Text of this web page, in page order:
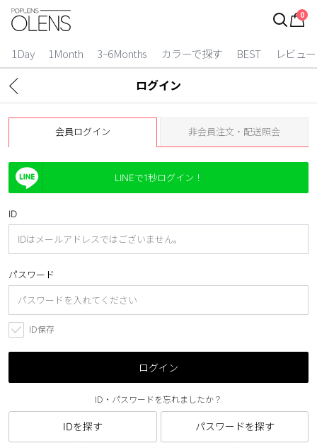
0
1Day 1Month 3~6Months カラーで探す BEST レビュー
ログイン
カラコン比較
今月限定特典
カラコン
1 Day
2 Weeks
1 Month
3~6 Months
よりどりキット
カラー
ブラック
ブルー
ピンク
透明
乱視用
ログイン
会員ログイン 非会員注文・配送照会
LINEで1秒ログイン！
ID
パスワード
ID保存
ログイン
ID・パスワードを忘れましたか？
IDを探す パスワードを探す